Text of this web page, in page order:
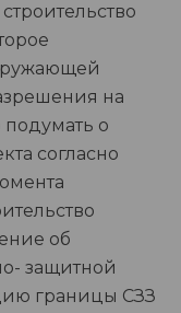
на
подумать о
согласно
об
защитной
границы СЗЗ